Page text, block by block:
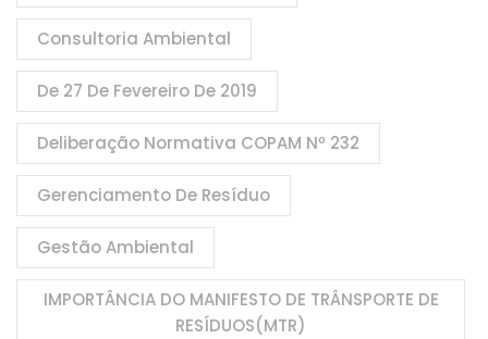
Consultoria Ambiental
De 27 De Fevereiro De 2019
Deliberação Normativa COPAM Nº 232
Gerenciamento De Resíduo
Gestão Ambiental
IMPORTÂNCIA DO MANIFESTO DE TRÂNSPORTE DE
RESÍDUOS(MTR)